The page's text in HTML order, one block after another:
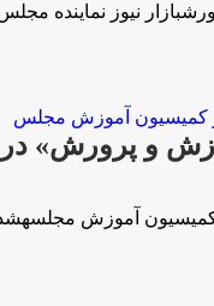
نیوز نماینده
و
آموزش